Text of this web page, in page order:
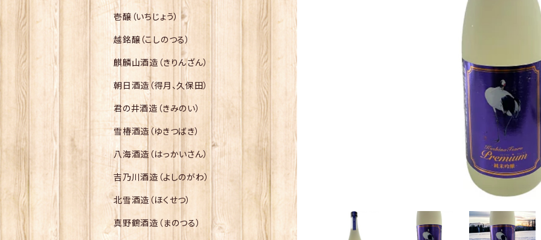
壱醸（いちじょう）
越銘醸（こしのつる）
麒麟山酒造（きりんざん）
朝日酒造（得月、久保田）
君の井酒造（きみのい）
雪椿酒造（ゆきつばき）
八海酒造（はっかいさん）
吉乃川酒造（よしのがわ）
北雪酒造（ほくせつ）
真野鶴酒造（まのつる）